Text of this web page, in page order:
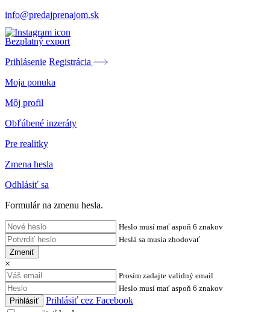
info@predajprenajom.sk
Bezplatný export
Prihlásenie Registrácia
Moja ponuka
Môj profil
Obľúbené inzeráty
Pre realitky
Zmena hesla
Odhlásiť sa
Formulár na zmenu hesla.
Heslo musí mať aspoň 6 znakov
Heslá sa musia zhodovať
Zmeniť
×
Prosím zadajte validný email
Heslo musí mať aspoň 6 znakov
Prihlásiť cez Facebook